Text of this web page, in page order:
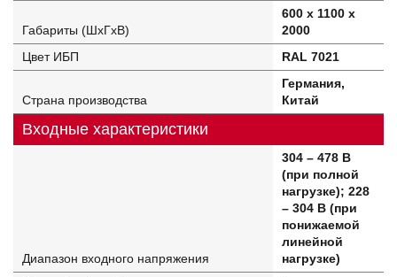
Габариты (ШхГхВ)
600 x 1100 x
2000
Цвет ИБП
RAL 7021
Страна производства
Германия,
Китай
Входные характеристики
Диапазон входного напряжения
304 – 478 В
(при полной
нагрузке); 228
– 304 В (при
понижаемой
линейной
нагрузке)